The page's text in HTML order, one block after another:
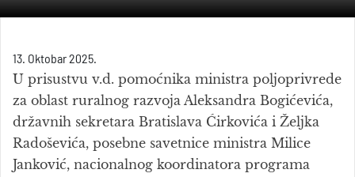
13. Oktobar 2025.
U prisustvu v.d. pomoćnika ministra poljoprivrede
za oblast ruralnog razvoja Aleksandra Bogićevića,
državnih sekretara Bratislava Ćirkovića i Željka
Radoševića, posebne savetnice ministra Milice
Janković, nacionalnog koordinatora programa